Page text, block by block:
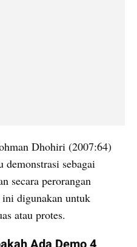
Dhohiri (2007:64)
demonstrasi sebagai
secara perorangan
digunakan untuk
atau protes.